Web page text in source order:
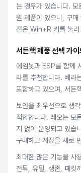
는 경우가 있습니다.
원 제품이 있으니, 구매
전은 Win+R 키를 눌
서든핵 제품 선택 가
에임봇과 ESP를 함께
라를 추천합니다. 베라
포함하고 있으며, 서든
보안을 최우선으로 생
적합합니다. 레오는 모
지 없이 운영되고 있습
구매하고 계정을 새로
최대한 많은 기능을 사
전투, 유틸, 생존, 패킷